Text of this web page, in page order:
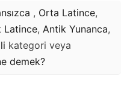
, Orta Latince,
Latince, Antik Yunanca,
kategori veya
demek?